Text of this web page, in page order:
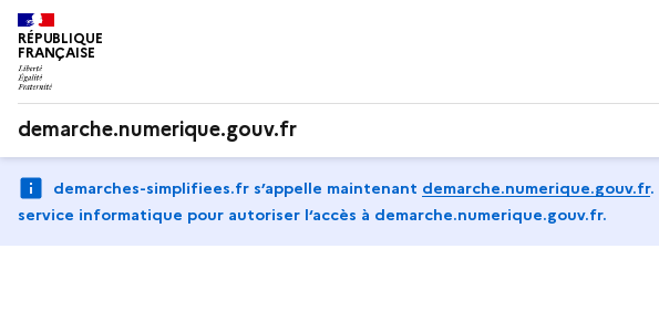
RÉPUBLIQUE
FRANÇAISE
demarche.numerique.gouv.fr
demarches-simplifiees.fr s’appelle maintenant demarche.numerique.gouv.fr.
service informatique pour autoriser l‘accès à demarche.numerique.gouv.fr.